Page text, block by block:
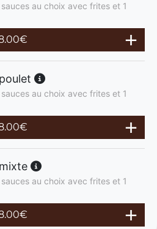
au choix avec frites et 1
€
au choix avec frites et 1
€
au choix avec frites et 1
€